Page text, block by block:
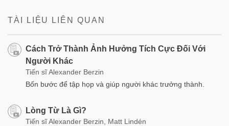
TÀI LIỆU LIÊN QUAN
Cách Trở Thành Ảnh Hưởng Tích Cực Đối Với
Người Khác
Tiến sĩ Alexander Berzin
Bốn bước để tập họp và giúp người khác trưởng thành.
Lòng Từ Là Gì?
Tiến sĩ Alexander Berzin, Matt Lindén